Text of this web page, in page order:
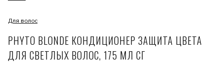
Для волос
PHYTO BLONDE КОНДИЦИОНЕР ЗАЩИТА ЦВЕТА
ДЛЯ СВЕТЛЫХ ВОЛОС, 175 МЛ СГ